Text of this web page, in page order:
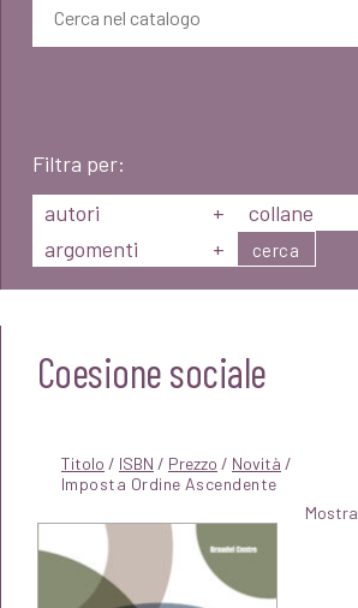
Filtra per:
autori
+ collane
argomenti
+ cerca
Coesione sociale
Titolo / ISBN / Prezzo / Novità /
Mostra